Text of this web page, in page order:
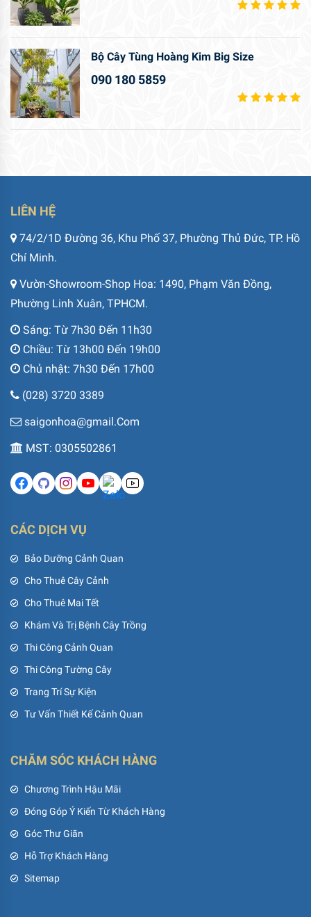
Bộ Cây Tùng Hoàng Kim Big Size
090 180 5859
LIÊN HỆ
74/2/1D Đường 36, Khu Phố 37, Phường Thủ Đức, TP. Hồ
Chí Minh.
Vườn-Showroom-Shop Hoa: 1490, Phạm Văn Đồng,
Phường Linh Xuân, TPHCM.
Sáng: Từ 7h30 Đến 11h30
Chiều: Từ 13h00 Đến 19h00
Chủ nhật: 7h30 Đến 17h00
(028) 3720 3389
saigonhoa@gmail.Com
MST: 0305502861
CÁC DỊCH VỤ
Bảo Dưỡng Cảnh Quan
Cho Thuê Cây Cảnh
Cho Thuê Mai Tết
Khám Và Trị Bệnh Cây Trồng
Thi Công Cảnh Quan
Thi Công Tường Cây
Trang Trí Sự Kiện
Tư Vấn Thiết Kế Cảnh Quan
CHĂM SÓC KHÁCH HÀNG
Chương Trình Hậu Mãi
Đóng Góp Ý Kiến Từ Khách Hàng
Góc Thư Giãn
Hỗ Trợ Khách Hàng
Sitemap